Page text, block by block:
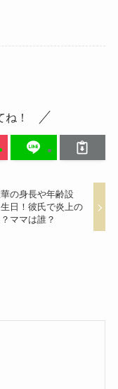
！
の身長や年齢設
日！彼氏で炎上の
ママは誰？